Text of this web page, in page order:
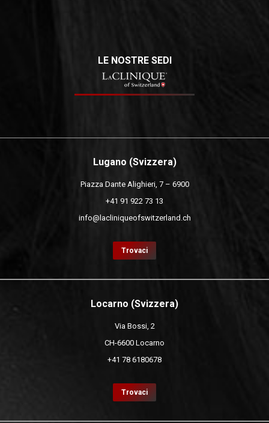
LE NOSTRE SEDI
Lugano (Svizzera)
Piazza Dante Alighieri, 7 – 6900
+41 91 922 73 13
info@lacliniqueofswitzerland.ch
Trovaci
Locarno (Svizzera)
Via Bossi, 2
CH-6600 Locarno
+41 78 6180678
Trovaci